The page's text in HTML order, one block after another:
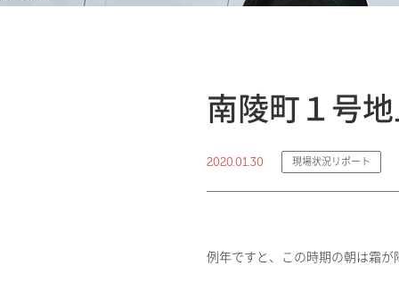
南陵町１号
2020.01.30 現場状況リポート
例年ですと、この時期の朝は霜が